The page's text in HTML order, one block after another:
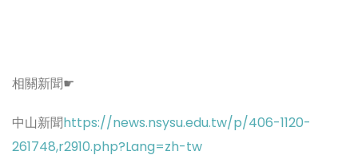
相關新聞☛
中山新聞https://news.nsysu.edu.tw/p/406-1120-
261748,r2910.php?Lang=zh-tw